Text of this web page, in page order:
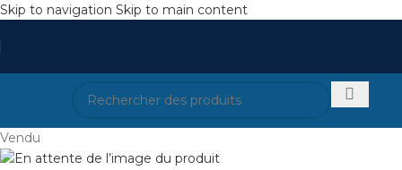
Skip to navigation Skip to main content
Vendu